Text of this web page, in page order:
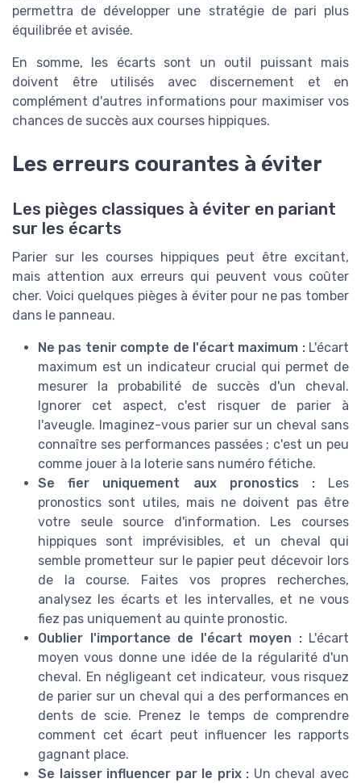
permettra de développer une stratégie de pari plus
équilibrée et avisée.
En somme, les écarts sont un outil puissant mais
doivent être utilisés avec discernement et en
complément d'autres informations pour maximiser vos
chances de succès aux courses hippiques.
Les erreurs courantes à éviter
Les pièges classiques à éviter en pariant
sur les écarts
Parier sur les courses hippiques peut être excitant,
mais attention aux erreurs qui peuvent vous coûter
cher. Voici quelques pièges à éviter pour ne pas tomber
dans le panneau.
Ne pas tenir compte de l'écart maximum :L'écart
maximum est un indicateur crucial qui permet de
mesurer la probabilité de succès d'un cheval.
Ignorer cet aspect, c'est risquer de parier à
l'aveugle. Imaginez-vous parier sur un cheval sans
connaître ses performances passées ; c'est un peu
comme jouer à la loterie sans numéro fétiche.
Se fier uniquement aux pronostics :Les
pronostics sont utiles, mais ne doivent pas être
votre seule source d'information. Les courses
hippiques sont imprévisibles, et un cheval qui
semble prometteur sur le papier peut décevoir lors
de la course. Faites vos propres recherches,
analysez les écarts et les intervalles, et ne vous
fiez pas uniquement au quinte pronostic.
Oublier l'importance de l'écart moyen :L'écart
moyen vous donne une idée de la régularité d'un
cheval. En négligeant cet indicateur, vous risquez
de parier sur un cheval qui a des performances en
dents de scie. Prenez le temps de comprendre
comment cet écart peut influencer les rapports
gagnant place.
Se laisser influencer par le prix : Un cheval avec